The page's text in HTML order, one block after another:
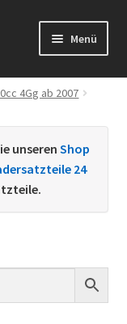
Menü
4Gg ab 2007
unseren Shop
24